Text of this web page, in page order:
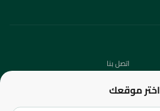
اختر موقعك
اتصل بنا
الفروع